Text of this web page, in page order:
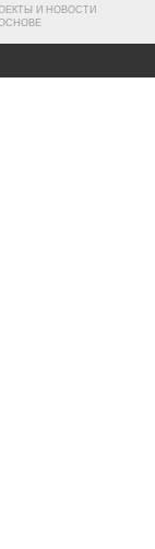
И НОВОСТИ